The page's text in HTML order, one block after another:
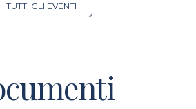
TUTTI GLI EVENTI